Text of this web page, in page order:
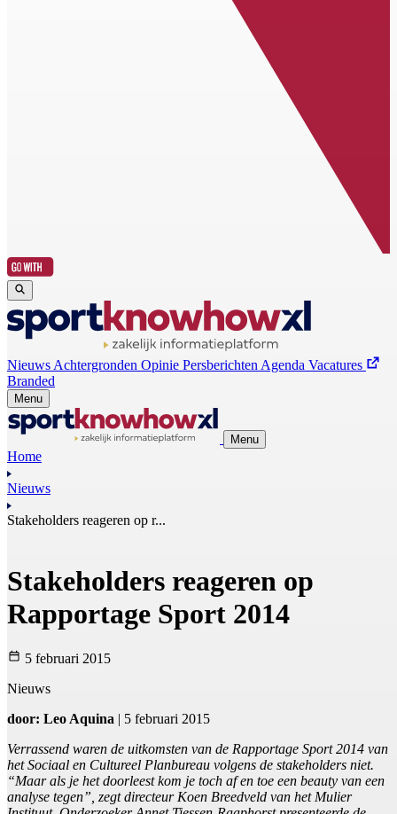
Nieuws Achtergronden Opinie Persberichten Agenda Vacatures
Branded
Menu
Menu
Home
Nieuws
Stakeholders reageren op r...
Stakeholders reageren op
Rapportage Sport 2014
5 februari 2015
Nieuws
door: Leo Aquina | 5 februari 2015
Verrassend waren de uitkomsten van de Rapportage Sport 2014 van
het Sociaal en Cultureel Planbureau volgens de stakeholders niet.
“Maar als je het doorleest kom je toch af en toe een beauty van een
analyse tegen”, zegt directeur Koen Breedveld van het Mulier